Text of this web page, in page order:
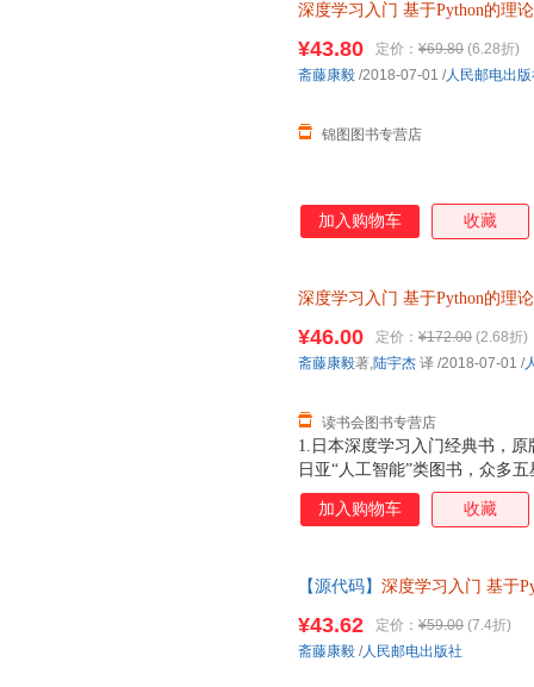
深度学习入门 基于Python的理
¥43.80 定价： ¥69.80 (6.28折)
锦图图书专营店
斋藤康毅 /2018-07-01 /人民邮电出
加入购物车 收藏
深度学习入门 基于Python的理
1.日本深度学习入门经典书，
日亚“人工智能”类图书，众多
或工具，从零创建一个深度学
要的运行环境非常简单。读者
6.相比“花书”，本书更合适入
习的一本好教材；即便是在工
的读者，也可以从本书中获得
¥46.00 定价： ¥172.00 (2.68折)
读书会图书专营店
斋藤康毅著,陆宇杰 译 /2018-07-01 /
加入购物车 收藏
【源代码】 深度学习入门 基于
¥43.62 定价： ¥59.00 (7.4折)
斋藤康毅 /人民邮电出版社